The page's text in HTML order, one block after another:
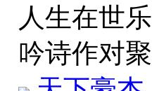
人生在世
吟诗作对